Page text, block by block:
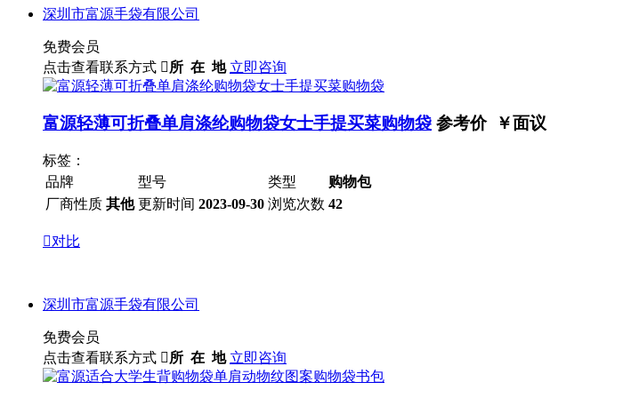
深圳市富源手袋有限公司
免费会员
点击查看联系方式 所 在 地 立即咨询
富源轻薄可折叠单肩涤纶购物袋女士手提买菜购物袋 参考价 ￥面议
标签：
品牌
型号 类型
购物包
厂商性质 其他 更新时间 2023-09-30 浏览次数 42
对比
深圳市富源手袋有限公司
免费会员
点击查看联系方式 所 在 地 立即咨询